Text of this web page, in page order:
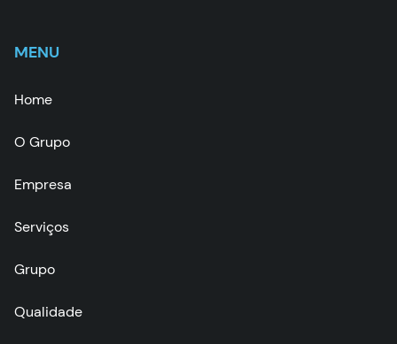
MENU
Home
O Grupo
Empresa
Serviços
Grupo
Qualidade